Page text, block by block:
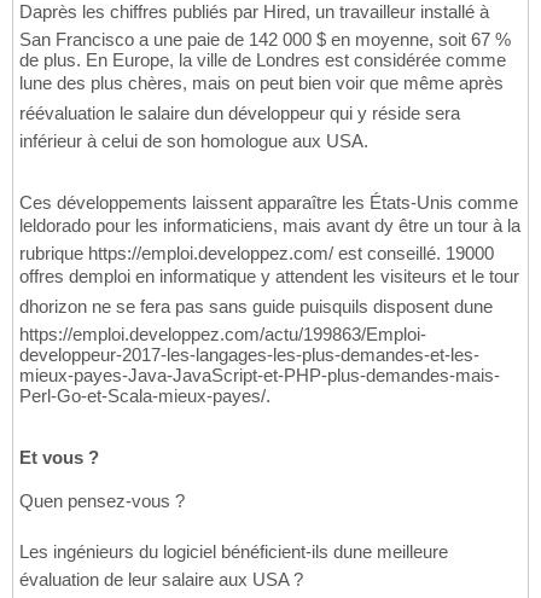
Daprès les chiffres publiés par Hired, un travailleur installé à
San Francisco a une paie de 142 000 $ en moyenne, soit 67 %
de plus. En Europe, la ville de Londres est considérée comme
lune des plus chères, mais on peut bien voir que même après
réévaluation le salaire dun développeur qui y réside sera
inférieur à celui de son homologue aux USA.
Ces développements laissent apparaître les États-Unis comme
leldorado pour les informaticiens, mais avant dy être un tour à la
rubrique https://emploi.developpez.com/ est conseillé. 19000
offres demploi en informatique y attendent les visiteurs et le tour
dhorizon ne se fera pas sans guide puisquils disposent dune
https://emploi.developpez.com/actu/199863/Emploi-
developpeur-2017-les-langages-les-plus-demandes-et-les-
mieux-payes-Java-JavaScript-et-PHP-plus-demandes-mais-
Perl-Go-et-Scala-mieux-payes/.
Et vous ?
Quen pensez-vous ?
Les ingénieurs du logiciel bénéficient-ils dune meilleure
évaluation de leur salaire aux USA ?